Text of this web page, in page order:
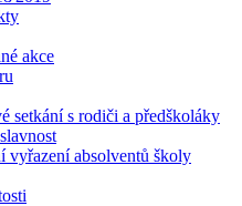
akce
setkání s rodiči a předškoláky
vyřazení absolventů školy